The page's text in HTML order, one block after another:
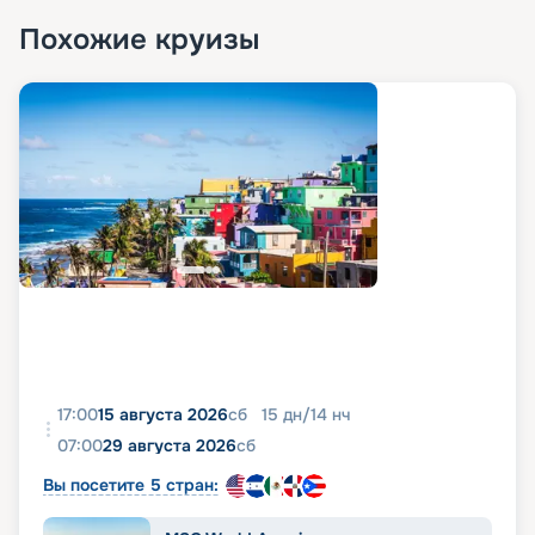
Похожие круизы
17:0015 августа 2026сб 15 дн/14 нч
07:0029 августа 2026сб
Вы посетите 5 стран: